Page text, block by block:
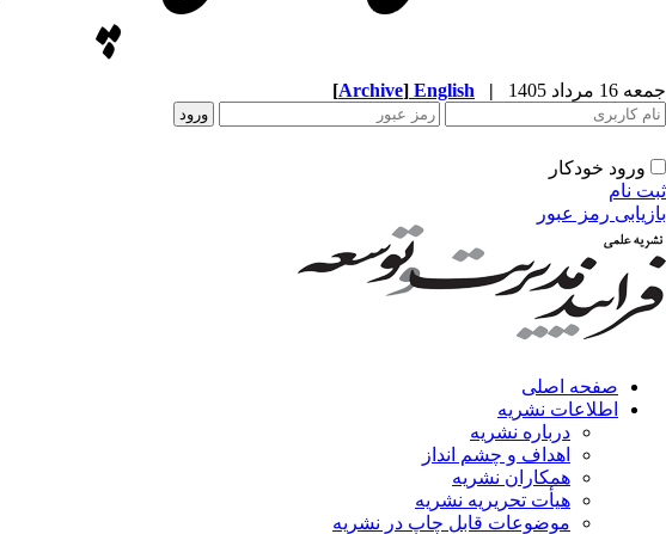
جمعه 16 مرداد 1405 |
English
[Archive]
ورود خودکار
ثبت نام
بازیابی رمز عبور
صفحه اصلی
اطلاعات نشریه
درباره نشریه
اهداف و چشم انداز
همکاران نشریه
هیأت تحریریه نشریه
موضوعات قابل چاپ در نشریه